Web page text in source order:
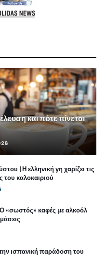
και πότε πίνεται
| Η ελληνική γη χαρίζει τις
του καλοκαιριού
καφές με αλκοόλ
ισπανική παράδοση του